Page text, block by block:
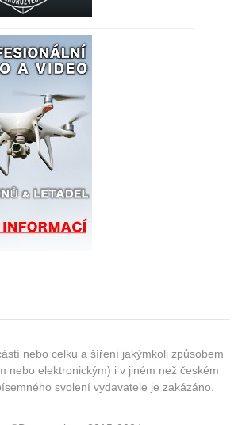
nebo celku a šíření jakýmkoli způsobem
nebo elektronickým) i v jiném než českém
svolení vydavatele je zakázáno.